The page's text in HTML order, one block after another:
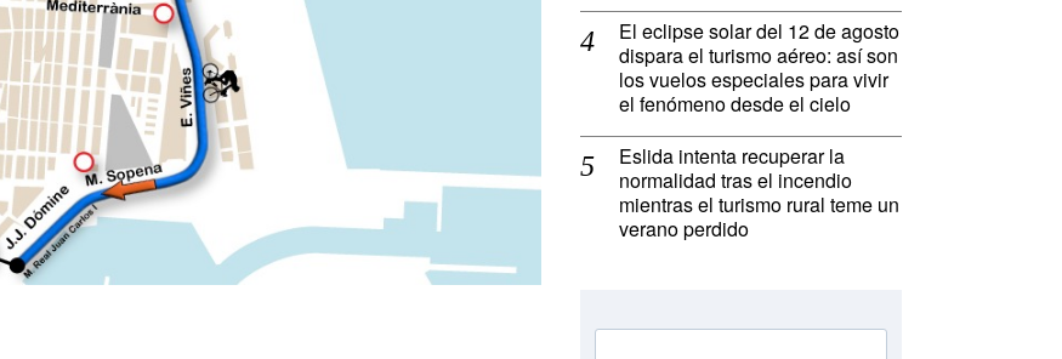
El eclipse solar del 12 de agosto
dispara el turismo aéreo: así son
los vuelos especiales para vivir
el fenómeno desde el cielo
Eslida intenta recuperar la
normalidad tras el incendio
mientras el turismo rural teme un
verano perdido